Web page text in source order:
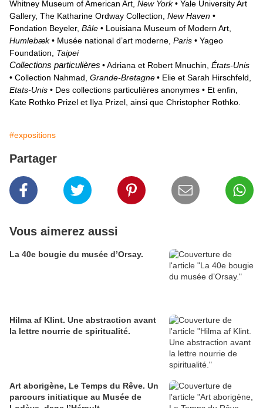
Whitney Museum of American Art, New York• Yale University Art
Gallery, The Katharine Ordway Collection, New Haven •
Fondation Beyeler, Bâle • Louisiana Museum of Modern Art,
Humlebæk• Musée national d’art moderne, Paris • Yageo
Foundation, Taipei
Collections particulières • Adriana et Robert Mnuchin, États-Unis
• Collection Nahmad, Grande-Bretagne• Elie et Sarah Hirschfeld,
Etats-Unis • Des collections particulières anonymes • Et enfin,
Kate Rothko Prizel et Ilya Prizel, ainsi que Christopher Rothko.
#expositions
Partager
Vous aimerez aussi
La 40e bougie du musée d’Orsay.
Hilma af Klint. Une abstraction avant
la lettre nourrie de spiritualité.
Art aborigène, Le Temps du Rêve. Un
parcours initiatique au Musée de